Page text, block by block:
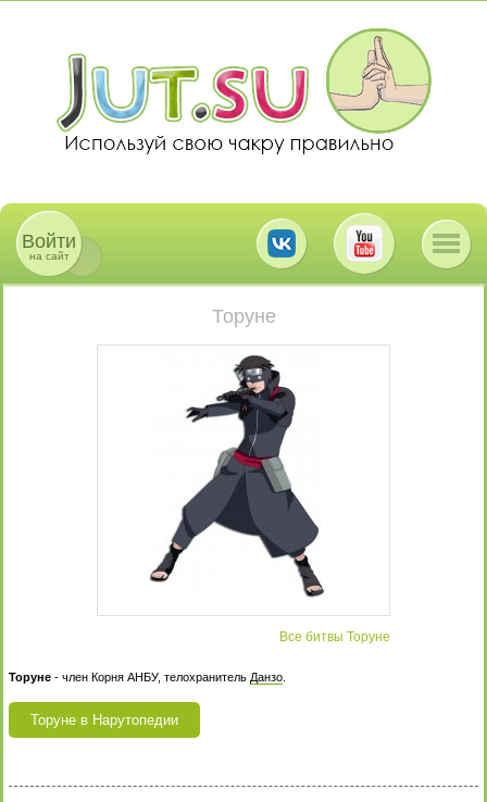
Войти
на сайт
Торуне
Все битвы Торуне
Торуне - член Корня АНБУ, телохранитель Данзо
Торуне в Нарутопедии